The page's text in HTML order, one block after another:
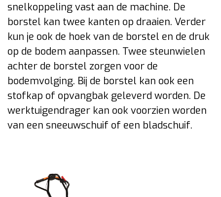
snelkoppeling vast aan de machine. De
borstel kan twee kanten op draaien. Verder
kun je ook de hoek van de borstel en de druk
op de bodem aanpassen. Twee steunwielen
achter de borstel zorgen voor de
bodemvolging. Bij de borstel kan ook een
stofkap of opvangbak geleverd worden. De
werktuigendrager kan ook voorzien worden
van een sneeuwschuif of een bladschuif.